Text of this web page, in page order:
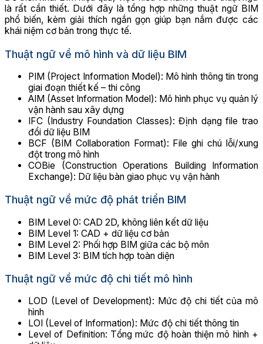
là rất cần thiết. Dưới đây là tổng hợp những thuật ngữ BIM
phổ biến, kèm giải thích ngắn gọn giúp bạn nắm được các
khái niệm cơ bản trong thực tế.
Thuật ngữ về mô hình và dữ liệu BIM
PIM (Project Information Model): Mô hình thông tin trong
giai đoạn thiết kế – thi công
AIM (Asset Information Model): Mô hình phục vụ quản lý
vận hành sau xây dựng
IFC (Industry Foundation Classes): Định dạng file trao
đổi dữ liệu BIM
BCF (BIM Collaboration Format): File ghi chú lỗi/xung
đột trong mô hình
COBie (Construction Operations Building Information
Exchange): Dữ liệu bàn giao phục vụ vận hành
Thuật ngữ về mức độ phát triển BIM
BIM Level 0: CAD 2D, không liên kết dữ liệu
BIM Level 1: CAD + dữ liệu cơ bản
BIM Level 2: Phối hợp BIM giữa các bộ môn
BIM Level 3: BIM tích hợp toàn diện
Thuật ngữ về mức độ chi tiết mô hình
LOD (Level of Development): Mức độ chi tiết của mô
hình
LOI (Level of Information): Mức độ chi tiết thông tin
Level of Definition: Tổng mức độ hoàn thiện mô hình +